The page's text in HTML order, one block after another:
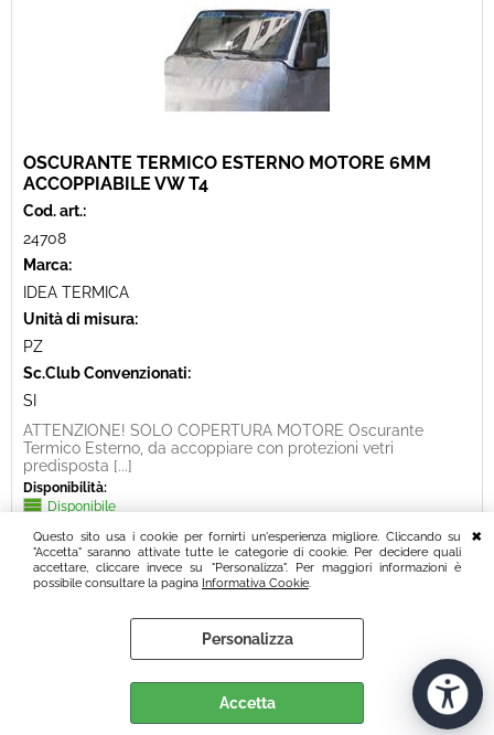
Questo sito usa i cookie per fornirti un'esperienza migliore. Cliccando su
"Accetta" saranno attivate tutte le categorie di cookie. Per decidere quali
accettare, cliccare invece su "Personalizza". Per maggiori informazioni è
possibile consultare la pagina Informativa Cookie.
Personalizza
Accetta
OSCURANTE TERMICO ESTERNO MOTORE 6MM
ACCOPPIABILE VW T4
Cod. art.:
24708
Marca:
IDEA TERMICA
Unità di misura:
PZ
Sc.Club Convenzionati:
SI
ATTENZIONE! SOLO COPERTURA MOTORE Oscurante
Termico Esterno, da accoppiare con protezioni vetri
predisposta [...]
Disponibilità:
Disponibile
Prezzo:
€ 121,39 Sconto 16%
€102,00
317 risultati trovati (20 per pagina - 16 in totale)